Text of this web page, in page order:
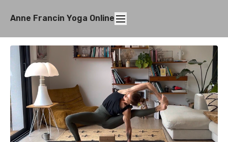
Anne Francin Yoga Online